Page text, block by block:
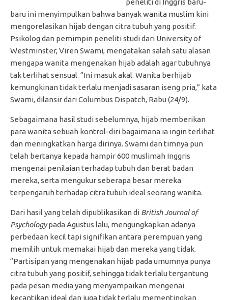
peneliti di Inggris baru-
baru ini menyimpulkan bahwa banyakwanita muslim kini
mengorelasikan hijab dengan citra tubuh yang positif.
Psikolog dan pemimpin peneliti studi dari University of
Westminster, Viren Swami, mengatakan salah satu alasan
mengapa wanita mengenakan hijab adalah agar tubuhnya
tak terlihat sensual. “Ini masuk akal. Wanita berhijab
kemungkinan tidak terlalu menjadi sasaran iseng pria,” kata
Swami, dilansir dari Columbus Dispatch, Rabu (24/9).
Sebagaimana hasil studi sebelumnya, hijab memberikan
para wanita sebuah kontrol-diri bagaimana ia ingin terlihat
dan meningkatkan harga dirinya. Swami dan timnya pun
telah bertanya kepada hampir 600 muslimah Inggris
mengenai penilaian terhadap tubuh dan berat badan
mereka, serta mengukur seberapa besar mereka
terpengaruh terhadap citra tubuh ideal seorang wanita.
Dari hasil yang telah dipublikasikan di British Journal of
Psychologypada Agustus lalu, mengungkapkan adanya
perbedaan kecil tapi signifikan antara perempuan yang
memilih untuk memakai hijab dan mereka yang tidak.
“Partisipan yang mengenakan hijab pada umumnya punya
citra tubuh yang positif, sehingga tidak terlalu tergantung
pada pesan media yang menyampaikan mengenai
kecantikan ideal dan juga tidak terlalu mementingkan